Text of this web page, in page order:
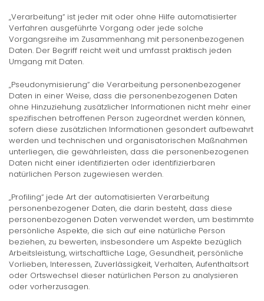
„Verarbeitung“ ist jeder mit oder ohne Hilfe automatisierter
Verfahren ausgeführte Vorgang oder jede solche
Vorgangsreihe im Zusammenhang mit personenbezogenen
Daten. Der Begriff reicht weit und umfasst praktisch jeden
Umgang mit Daten.
„Pseudonymisierung“ die Verarbeitung personenbezogener
Daten in einer Weise, dass die personenbezogenen Daten
ohne Hinzuziehung zusätzlicher Informationen nicht mehr einer
spezifischen betroffenen Person zugeordnet werden können,
sofern diese zusätzlichen Informationen gesondert aufbewahrt
werden und technischen und organisatorischen Maßnahmen
unterliegen, die gewährleisten, dass die personenbezogenen
Daten nicht einer identifizierten oder identifizierbaren
natürlichen Person zugewiesen werden.
„Profiling“ jede Art der automatisierten Verarbeitung
personenbezogener Daten, die darin besteht, dass diese
personenbezogenen Daten verwendet werden, um bestimmte
persönliche Aspekte, die sich auf eine natürliche Person
beziehen, zu bewerten, insbesondere um Aspekte bezüglich
Arbeitsleistung, wirtschaftliche Lage, Gesundheit, persönliche
Vorlieben, Interessen, Zuverlässigkeit, Verhalten, Aufenthaltsort
oder Ortswechsel dieser natürlichen Person zu analysieren
oder vorherzusagen.